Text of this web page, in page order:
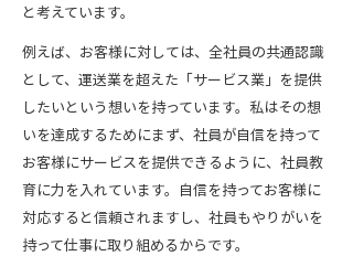
と考えています。
例えば、お客様に対しては、全社員の共通認識
として、運送業を超えた「サービス業」を提供
したいという想いを持っています。私はその想
いを達成するためにまず、社員が自信を持って
お客様にサービスを提供できるように、社員教
育に力を入れています。自信を持ってお客様に
対応すると信頼されますし、社員もやりがいを
持って仕事に取り組めるからです。